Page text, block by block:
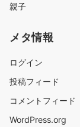
親子
メタ情報
ログイン
投稿フィード
コメントフィード
WordPress.org